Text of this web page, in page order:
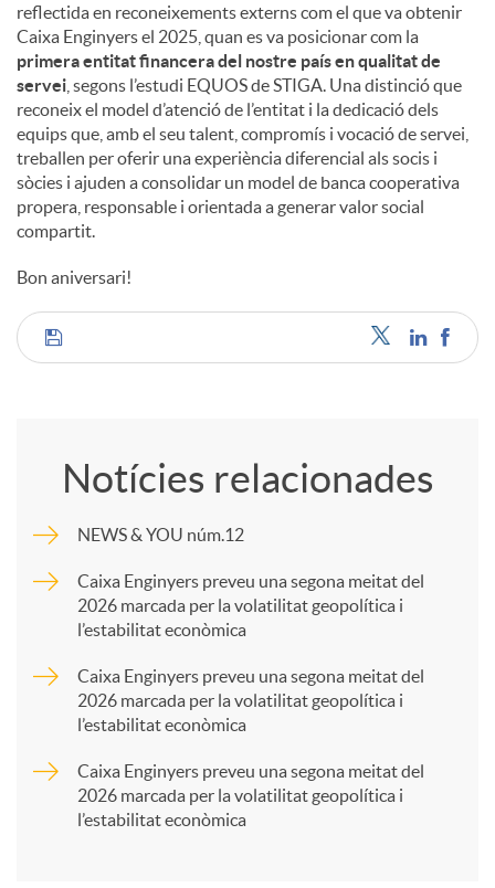
reflectida en reconeixements externs com el que va obtenir
Caixa Enginyers el 2025, quan es va posicionar com la
primera entitat financera del nostre país en qualitat de
servei , segons l’estudi EQUOS de STIGA. Una distinció que
reconeix el model d’atenció de l’entitat i la dedicació dels
equips que, amb el seu talent, compromís i vocació de servei,
treballen per oferir una experiència diferencial als socis i
sòcies i ajuden a consolidar un model de banca cooperativa
propera, responsable i orientada a generar valor social
compartit.
Bon aniversari!
C
p
Notícies relacionades
NEWS & YOU núm.12
Caixa Enginyers preveu una segona meitat del
2026 marcada per la volatilitat geopolítica i
l’estabilitat econòmica
Caixa Enginyers preveu una segona meitat del
2026 marcada per la volatilitat geopolítica i
l’estabilitat econòmica
Caixa Enginyers preveu una segona meitat del
2026 marcada per la volatilitat geopolítica i
l’estabilitat econòmica